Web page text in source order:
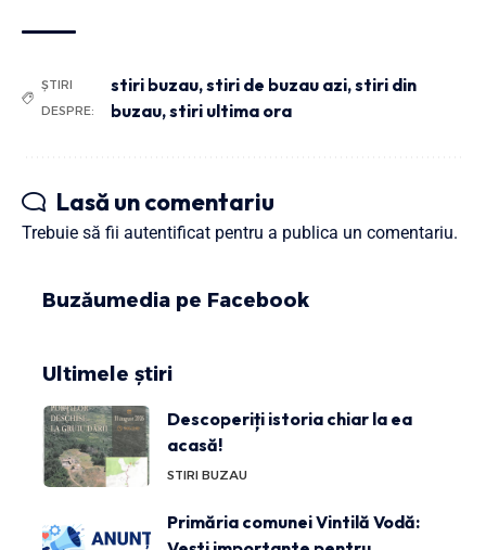
ȘTIRI
DESPRE:
stiri buzau,stiri de buzau azi,stiri din
buzau,stiri ultima ora
Lasă un comentariu
Trebuie să fii autentificat pentru a publica un comentariu.
Buzăumedia pe Facebook
Ultimele știri
Descoperiți istoria chiar la ea
acasă!
STIRI BUZAU
Primăria comunei Vintilă Vodă: